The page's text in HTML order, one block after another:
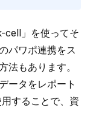
cell 」を使ってそ
パワポ連携をス
法もあります。
ータをレポート
することで、資